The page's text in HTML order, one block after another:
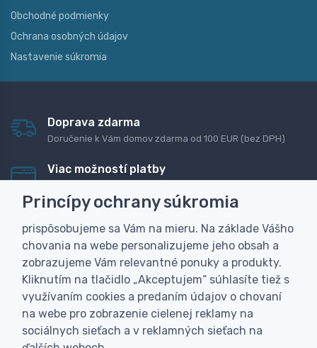
Obchodné podmienky
Ochrana osobných údajov
Nastavenie súkromia
Doprava zdarma
Doručenie k Vám domov zdarma od 100 EUR (bez DPH)
Viac možností platby
dobierku
Personalizácia
Vyrobíme Vám vlastný originálny darček
Skúsenosť
Široký sortiment, z ktorého Vám pomôžeme vybrať
Princípy ochrany súkromia
prispôsobujeme sa Vám na mieru. Na základe Vášho
chovania na webe personalizujeme jeho obsah a
zobrazujeme Vám relevantné ponuky a produkty.
Kliknutím na tlačidlo „Akceptujem“ súhlasíte tiež s
využívaním cookies a predaním údajov o chovaní
na webe pro zobrazenie cielenej reklamy na
sociálnych sieťach a v reklamných sieťach na